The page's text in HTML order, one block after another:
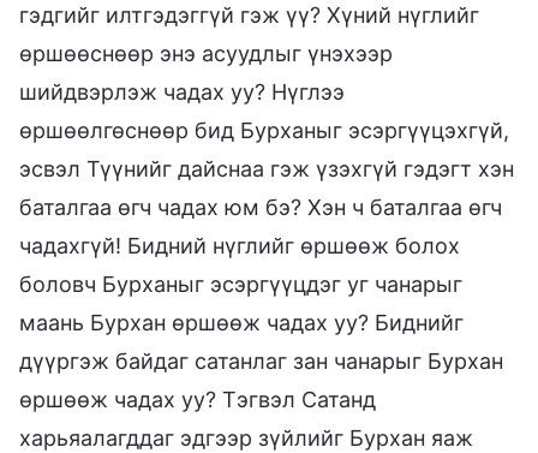
гэдгийг илтгэдэггүй гэж үү? Хүний нүглийг
өршөөснөөр энэ асуудлыг үнэхээр
шийдвэрлэж чадах уу? Нүглээ
өршөөлгөснөөр бид Бурханыг эсэргүүцэхгүй,
эсвэл Түүнийг дайснаа гэж үзэхгүй гэдэгт хэн
баталгаа өгч чадах юм бэ? Хэн ч баталгаа өгч
чадахгүй! Бидний нүглийг өршөөж болох
боловч Бурханыг эсэргүүцдэг уг чанарыг
маань Бурхан өршөөж чадах уу? Биднийг
дүүргэж байдаг сатанлаг зан чанарыг Бурхан
өршөөж чадах уу? Тэгвэл Сатанд
харьяалагддаг эдгээр зүйлийг Бурхан яаж